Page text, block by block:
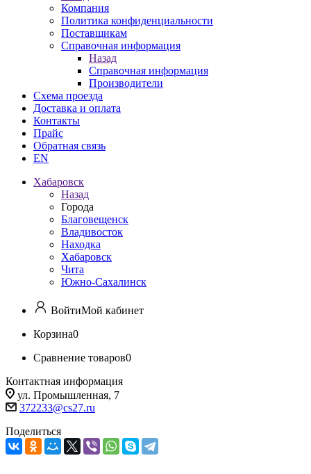
Компания
Политика конфиденциальности
Поставщикам
Справочная информация
Назад
Справочная информация
Производители
Схема проезда
Доставка и оплата
Контакты
Прайс
Обратная связь
EN
Хабаровск
Назад
Города
Благовещенск
Владивосток
Находка
Хабаровск
Чита
Южно-Сахалинск
ВойтиМой кабинет
Корзина0
Сравнение товаров0
Контактная информация
ул. Промышленная, 7
372233@cs27.ru
Поделиться